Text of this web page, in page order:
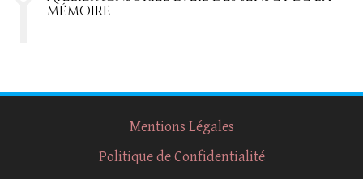
mémoire
Mentions Légales
Politique de Confidentialité